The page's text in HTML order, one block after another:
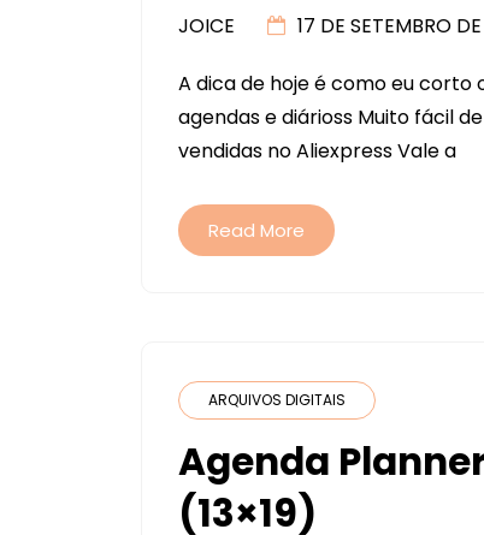
JOICE 17 DE SETEMBRO
A dica de hoje é como eu corto
agendas e diárioss Muito fácil
vendidas no Aliexpress Vale a
Read More
ARQUIVOS DIGITAIS
Agenda
(13×19)